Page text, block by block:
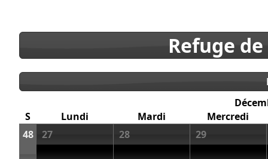
Refuge
S
Lundi Mardi
Mercredi
48
27 28 29